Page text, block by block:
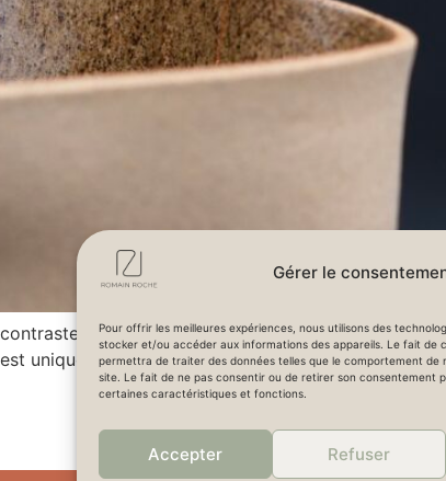
Gérer le
Pour offrir les meilleures expériences, nous utilisons des
stocker et/ou accéder aux informations des appareils. Le fait de
permettra de traiter des données telles que le comportement de
site. Le fait de ne pas consentir ou de retirer son consentement
certaines caractéristiques et fonctions.
Accepter Refuser
entre un intérieur brillant qui réfléchit la
unique, reproduisant l’illusion d’un sac froissé, et